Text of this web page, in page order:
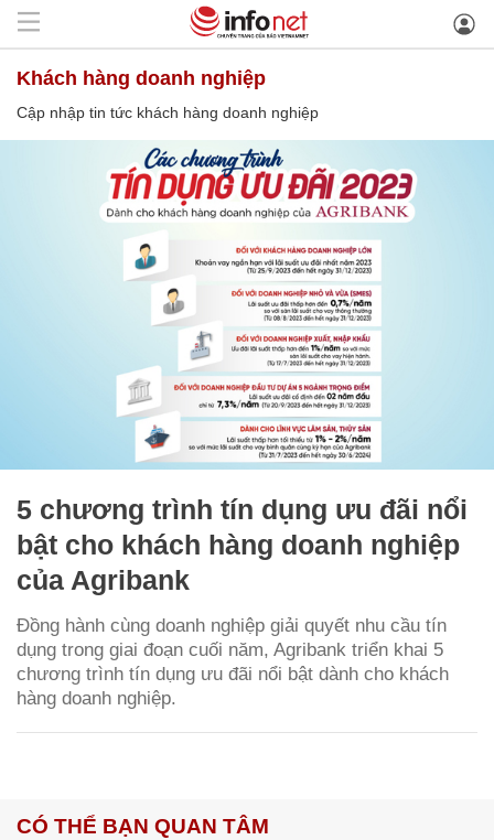
khách hàng doanh nghiệp
Cập nhập tin tức khách hàng doanh nghiệp
5 chương trình tín dụng ưu đãi nổi
bật cho khách hàng doanh nghiệp
của Agribank
Đồng hành cùng doanh nghiệp giải quyết nhu cầu tín
dụng trong giai đoạn cuối năm, Agribank triển khai 5
chương trình tín dụng ưu đãi nổi bật dành cho khách
hàng doanh nghiệp.
CÓ THỂ BẠN QUAN TÂM